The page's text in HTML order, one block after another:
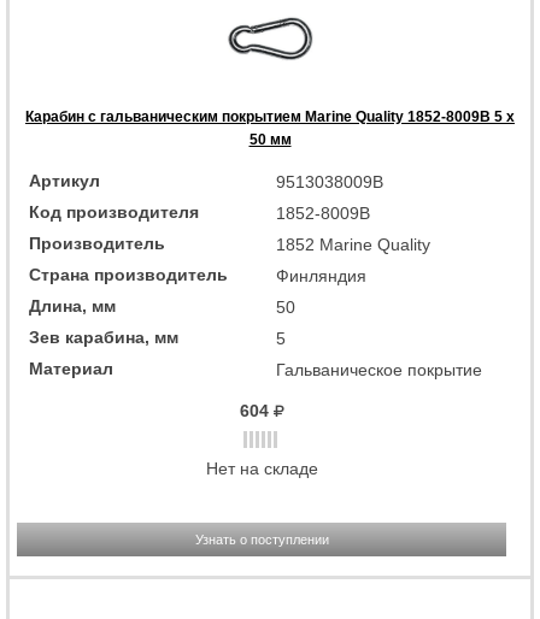
Карабин с гальваническим покрытием Marine Quality 1852-8009B 5 x
50 мм
Артикул
9513038009B
Код производителя
1852-8009B
Производитель
1852 Marine Quality
Страна производитель
Финляндия
Длина, мм
50
Зев карабина, мм
5
Материал
Гальваническое покрытие
604
Нет на складе
Узнать о поступлении